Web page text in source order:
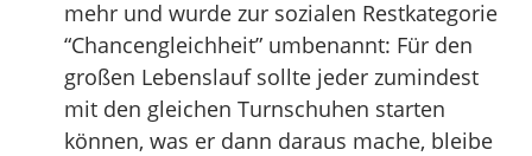
mehr und wurde zur sozialen Restkategorie
“Chancengleichheit” umbenannt: Für den
großen Lebenslauf sollte jeder zumindest
mit den gleichen Turnschuhen starten
können, was er dann daraus mache, bleibe